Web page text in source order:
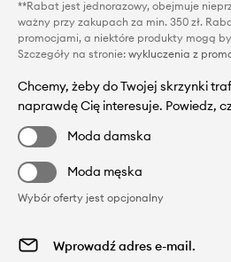
**Rabat jest jednorazowy, obejmuje
ważny przy zakupach za min. 350 zł.
promocjami, a niektóre produkty mogą
Szczegóły na stronie: wykluczenia z
Chcemy, żeby do Twojej skrzynki
naprawdę Cię interesuje. Powiedz,
Moda damska
Moda męska
Wybór oferty jest opcjonalny